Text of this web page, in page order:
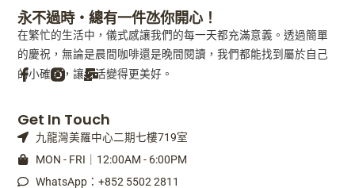
永不過時・總有一件氹你開心！
在繁忙的生活中，儀式感讓我們的每一天都充滿意義。透過簡單
的慶祝，無論是晨間咖啡還是晚間閱讀，我們都能找到屬於自己
的小確幸，讓生活變得更美好。
F
a
c
e
b
M
a
i
l
-
Get In Touch
九龍灣美羅中心二期七樓719室
MON - FRI｜12:00AM - 6:00PM
WhatsApp：+852 5502 2811